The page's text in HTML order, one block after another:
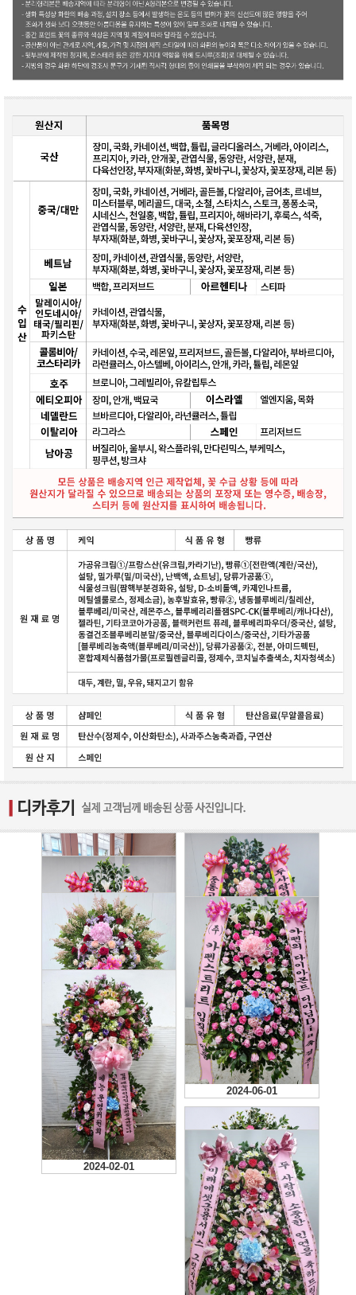
2026-06-21
2025-12-13
깔끔하고 화사하네요^^ 후
기 사진도 보내주시니 만족
합니다 ~
2025-11-22
신경써주셔서 감사합니다
2025-06-07
실물보고 넘 예뻤고 식장에
서 젤 돋보이고 눈에 띄였
다. 넘 쁘듯하고 좋았어요.
🥰😍👍
2024-06-01
2024-02-01